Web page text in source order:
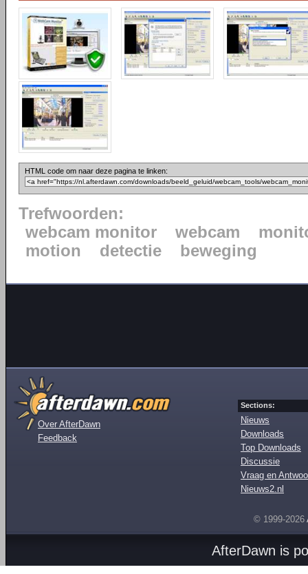
HTML code om naar deze pagina te linken:
Trefwoorden:
webcam monitor
webcam
motion
detectie beweging
Over AfterDawn
Feedback
Sections:
Nieuws
Downloads
Top Downloads
Discussie
Vraag en
Nieuws2.nl
© 1999-2026
AfterDawn is